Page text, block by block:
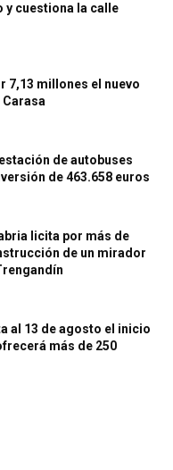
y cuestiona la calle
7,13 millones el nuevo
de autobuses
de 463.658 euros
licita por más de
de un mirador
al 13 de agosto el inicio
más de 250